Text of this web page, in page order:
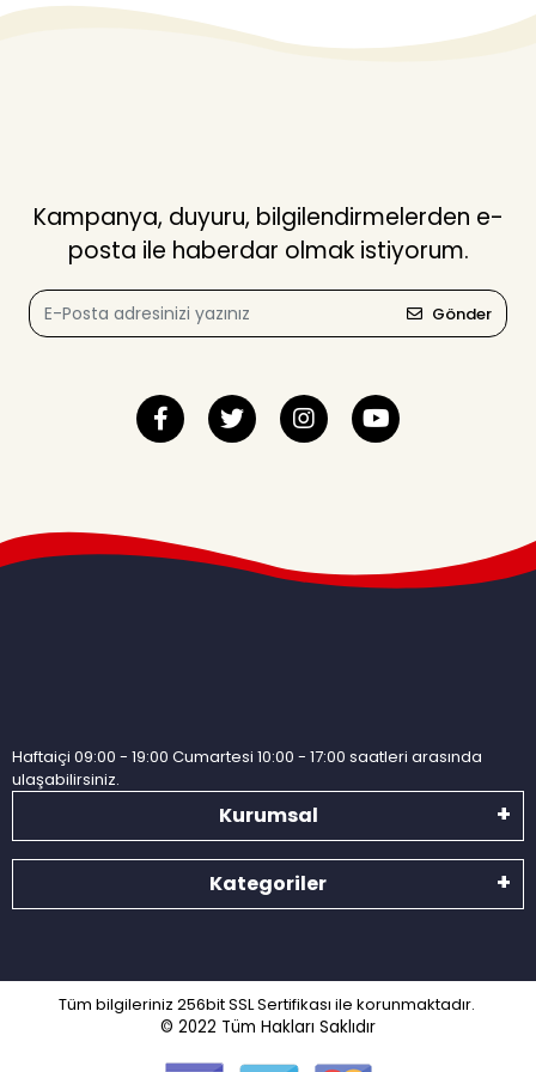
Kampanya, duyuru, bilgilendirmelerden e-
posta ile haberdar olmak istiyorum.
Gönder
Haftaiçi 09:00 - 19:00 Cumartesi 10:00 - 17:00 saatleri arasında
ulaşabilirsiniz.
Kurumsal
Kategoriler
Tüm bilgileriniz 256bit SSL Sertifikası ile korunmaktadır.
© 2022 Tüm Hakları Saklıdır